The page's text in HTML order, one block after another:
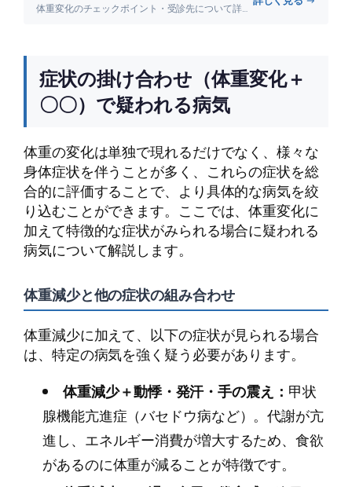
体重変化のチェックポイント・受診先について詳しく解説します。
症状の掛け合わせ（体重変化＋
〇〇）で疑われる病気
体重の変化は単独で現れるだけでなく、様々な
身体症状を伴うことが多く、これらの症状を総
合的に評価することで、より具体的な病気を絞
り込むことができます。ここでは、体重変化に
加えて特徴的な症状がみられる場合に疑われる
病気について解説します。
体重減少と他の症状の組み合わせ
体重減少に加えて、以下の症状が見られる場合
は、特定の病気を強く疑う必要があります。
体重減少＋動悸・発汗・手の震え： 甲状
腺機能亢進症（バセドウ病など）。代謝が亢
進し、エネルギー消費が増大するため、食欲
があるのに体重が減ることが特徴です。